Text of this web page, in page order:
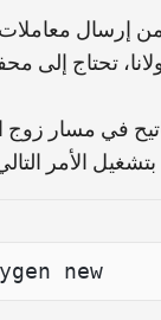
إرسال
تحتاج إلى
في مسار زوج
الأمر
new